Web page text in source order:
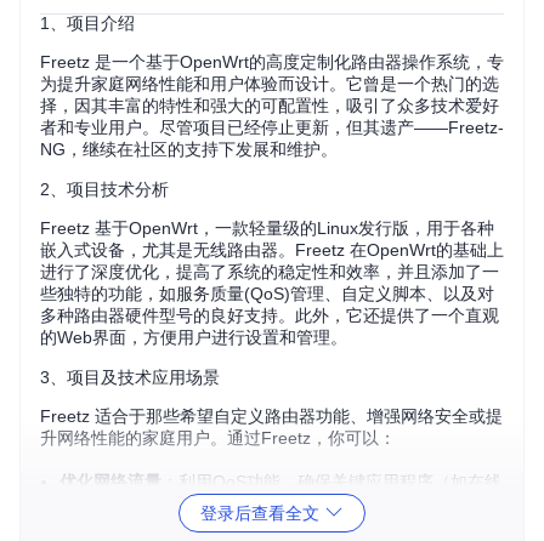
1、项目介绍
Freetz 是一个基于OpenWrt的高度定制化路由器操作系统，专
为提升家庭网络性能和用户体验而设计。它曾是一个热门的选
择，因其丰富的特性和强大的可配置性，吸引了众多技术爱好
者和专业用户。尽管项目已经停止更新，但其遗产——Freetz-
NG，继续在社区的支持下发展和维护。
2、项目技术分析
Freetz 基于OpenWrt，一款轻量级的Linux发行版，用于各种
嵌入式设备，尤其是无线路由器。Freetz 在OpenWrt的基础上
进行了深度优化，提高了系统的稳定性和效率，并且添加了一
些独特的功能，如服务质量(QoS)管理、自定义脚本、以及对
多种路由器硬件型号的良好支持。此外，它还提供了一个直观
的Web界面，方便用户进行设置和管理。
3、项目及技术应用场景
Freetz 适合于那些希望自定义路由器功能、增强网络安全或提
升网络性能的家庭用户。通过Freetz，你可以：
优化网络流量
：利用QoS功能，确保关键应用程序（如在线
游戏或视频流）的数据优先级。
：安装插件，扩展路由器的功能，例如建立FTP
登录后查看全文